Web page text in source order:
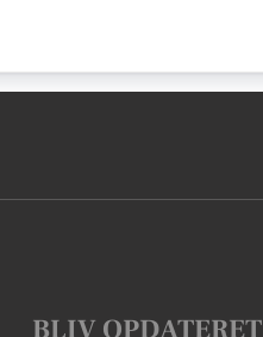
BLIV OPDATERET